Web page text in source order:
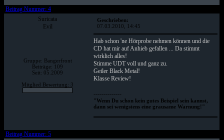
Beitrag Nummer: 4
Suricata
Evil
Gruppe: Bangerfront
Beiträge: 109
Seit: 05.2009
Mitglied Bewertung: 3
Geschrieben:
07.03.2010, 14:45
Hab schon 'ne Hörprobe nehmen können und die
CD hat mir auf Anhieb gefallen ... Da stimmt
wirklich alles!
Stimme UDT voll und ganz zu.
Geiler Black Metal!
Klasse Review!
--------------
"Wenn Du schon kein gutes Beispiel sein kannst,
dann sei wenigstens eine grausame Warnung!"
Beitrag Nummer: 5